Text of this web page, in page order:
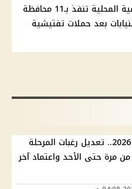
قرارات وزيرة التنمية المحلية تنفذ بـ11 محافظة
حالة للنيابات بعد حملات تفتيشية
تنسيق الجامعات 2026.. تعديل رغبات المرحلة
من مرة حتى الأحد واعتماد آخر